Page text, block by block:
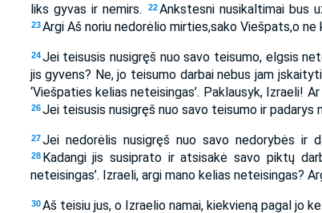
liks gyvas ir nemirs.
22 Ankstesni nusikaltimai bus
23 Argi Aš noriu nedorėlio mirties,­sako Viešpats,­o
24 Jei teisusis nusigręš nuo savo teisumo, elgsis
jis gyvens? Ne, jo teisumo darbai nebus jam
‘Viešpaties kelias neteisingas’. Paklausyk, Izraeli!
26 Jei teisusis nusigręš nuo savo teisumo ir padarys
27 Jei nedorėlis nusigręš nuo savo nedorybės ir
28 Kadangi jis susiprato ir atsisakė savo piktų
neteisingas’. Izraeli, argi mano kelias neteisingas?
30 Aš teisiu jus, o Izraelio namai, kiekvieną pagal jo